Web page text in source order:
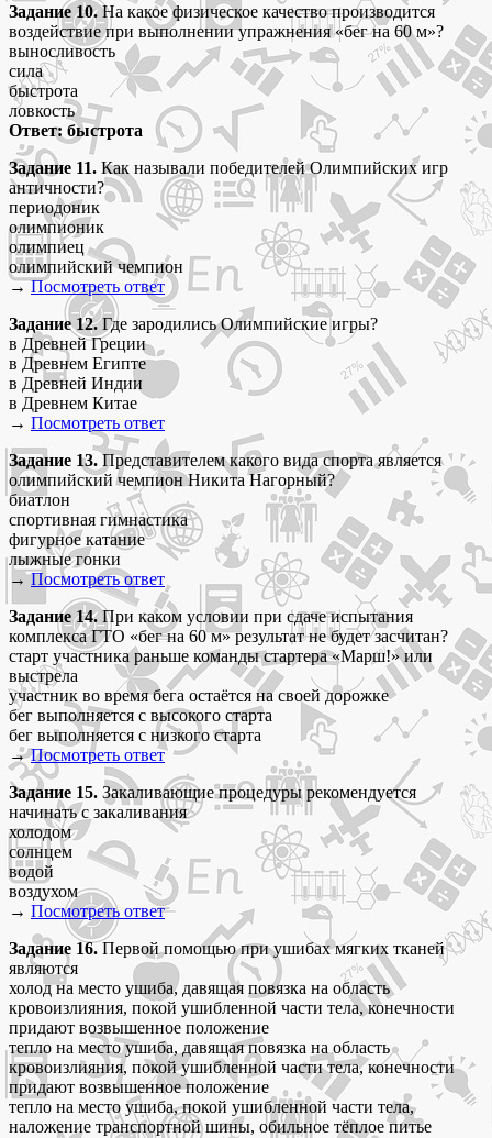
Задание 10.На какое физическое качество производится
воздействие при выполнении упражнения «бег на 60 м»?
выносливость
сила
быстрота
ловкость
Ответ: быстрота
Задание 11. Как называли победителей Олимпийских игр
античности?
периодоник
олимпионик
олимпиец
олимпийский чемпион
→Посмотреть ответ
Задание 12.Где зародились Олимпийские игры?
в Древней Греции
в Древнем Египте
в Древней Индии
в Древнем Китае
→ Посмотреть ответ
Задание 13.Представителем какого вида спорта является
олимпийский чемпион Никита Нагорный?
биатлон
спортивная гимнастика
фигурное катание
лыжные гонки
→Посмотреть ответ
Задание 14. При каком условии при сдаче испытания
комплекса ГТО «бег на 60 м» результат не будет засчитан?
старт участника раньше команды стартера «Марш!» или
выстрела
участник во время бега остаётся на своей дорожке
бег выполняется с высокого старта
бег выполняется с низкого старта
→Посмотреть ответ
Задание 15. Закаливающие процедуры рекомендуется
начинать с закаливания
холодом
солнцем
водой
воздухом
→ Посмотреть ответ
Задание 16.Первой помощью при ушибах мягких тканей
являются
холод на место ушиба, давящая повязка на область
кровоизлияния, покой ушибленной части тела, конечности
придают возвышенное положение
тепло на место ушиба, давящая повязка на область
кровоизлияния, покой ушибленной части тела, конечности
придают возвышенное положение
тепло на место ушиба, покой ушибленной части тела,
наложение транспортной шины, обильное тёплое питье